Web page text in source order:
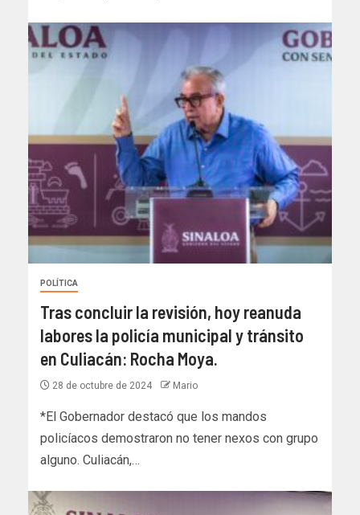
POLÍTICA
Tras concluir la revisión, hoy reanuda
labores la policía municipal y tránsito
en Culiacán: Rocha Moya.
28 de octubre de 2024 Mario
*El Gobernador destacó que los mandos
policíacos demostraron no tener nexos con grupo
alguno. Culiacán,…